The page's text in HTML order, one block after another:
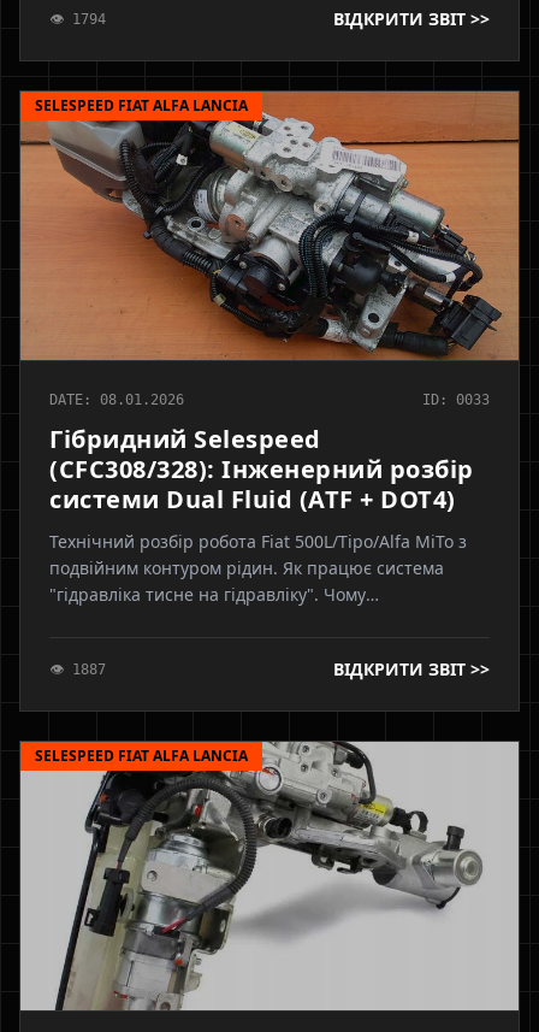
витік масла в КПП та знос датчиків.
👁 1794 ВІДКРИТИ ЗВІТ >>
SELESPEED FIAT ALFA LANCIA
DATE: 08.01.2026 ID: 0033
Гібридний Selespeed
(CFC308/328): Інженерний розбір
системи Dual Fluid (ATF + DOT4)
Технічний розбір робота Fiat 500L/Tipo/Alfa MiTo з
подвійним контуром рідин. Як працює система
"гідравліка тисне на гідравліку". Чому
Особливості прокачки зчеплення сканером.
👁 1887 ВІДКРИТИ ЗВІТ >>
SELESPEED FIAT ALFA LANCIA